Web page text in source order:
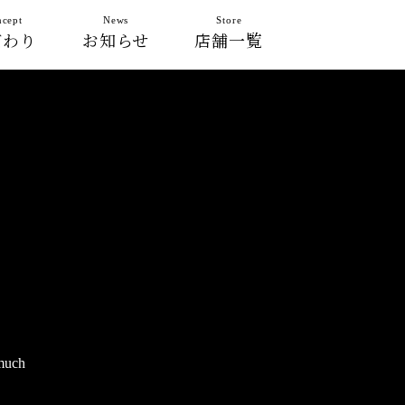
り お知らせ
News
店舗一覧
Store